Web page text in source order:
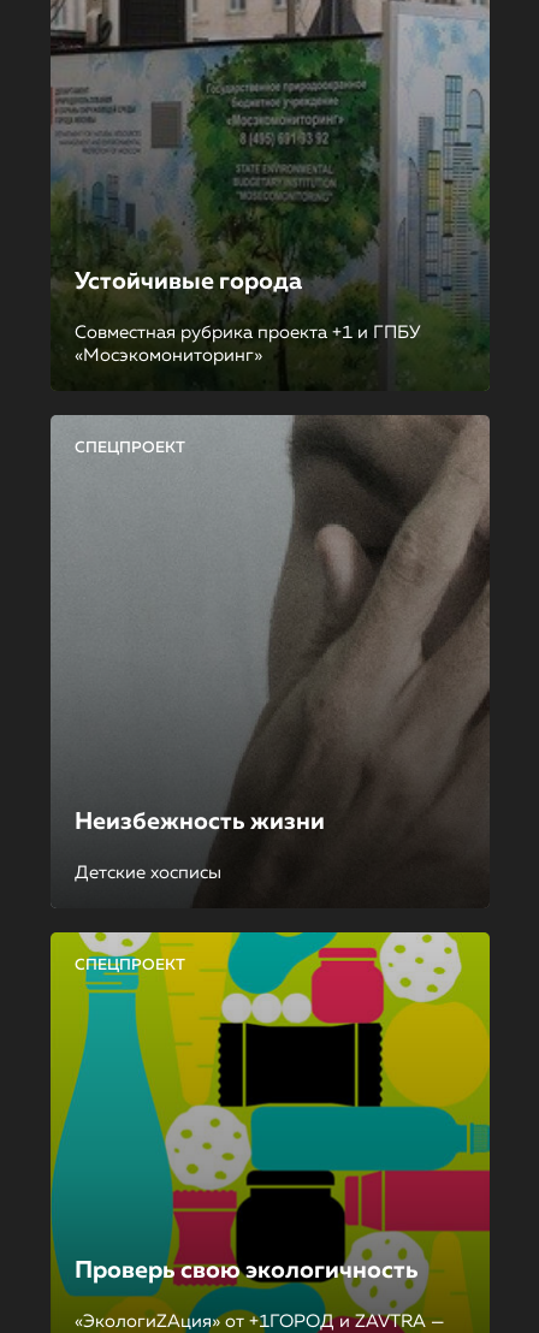
Устойчивые города
Совместная рубрика проекта +1 и ГПБУ
«Мосэкомониторинг»
СПЕЦПРОЕКТ
Неизбежность жизни
Детские хосписы
СПЕЦПРОЕКТ
Проверь свою экологичность
«ЭкологиZAция» от +1ГОРОД и ZAVTRA —